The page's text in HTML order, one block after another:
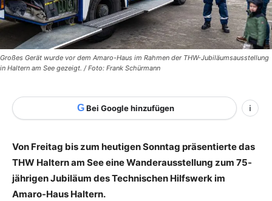
Großes Gerät wurde vor dem Amaro-Haus im Rahmen der THW-Jubiläumsausstellung
in Haltern am See gezeigt. / Foto: Frank Schürmann
G Bei Google hinzufügen i
Von Freitag bis zum heutigen Sonntag präsentierte das
THW Haltern am See eine Wanderausstellung zum 75-
jährigen Jubiläum des Technischen Hilfswerk im
Amaro-Haus Haltern.